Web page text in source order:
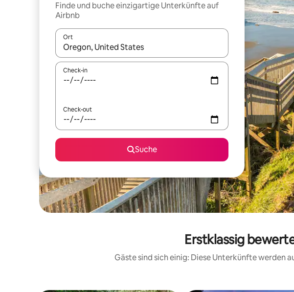
Finde und buche einzigartige Unterkünfte auf
Airbnb
Ort
Wenn Ergebnisse verfügbar sind, navigiere mit den Pfeiltasten nach
Check-in
Check-out
Suche
Erstklassig
Gäste sind sich einig: Diese Unterkünfte werden